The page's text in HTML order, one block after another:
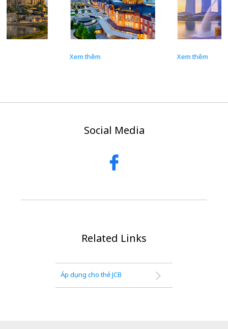
Social Media
Related Links
Áp dụng cho thẻ JCB